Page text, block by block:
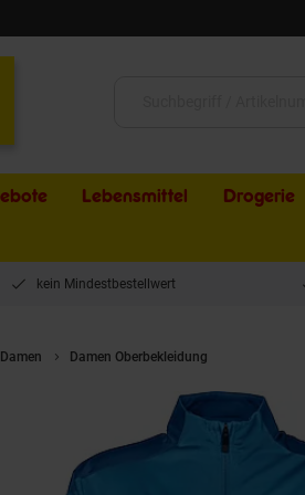
Lebensmittel Drogerie
kein Mindestbestellwert
Damen Damen Oberbekleidung